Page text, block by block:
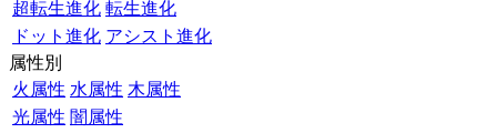
超転生進化 転生進化
ドット進化 アシスト進化
属性別
火属性 水属性 木属性
光属性 闇属性